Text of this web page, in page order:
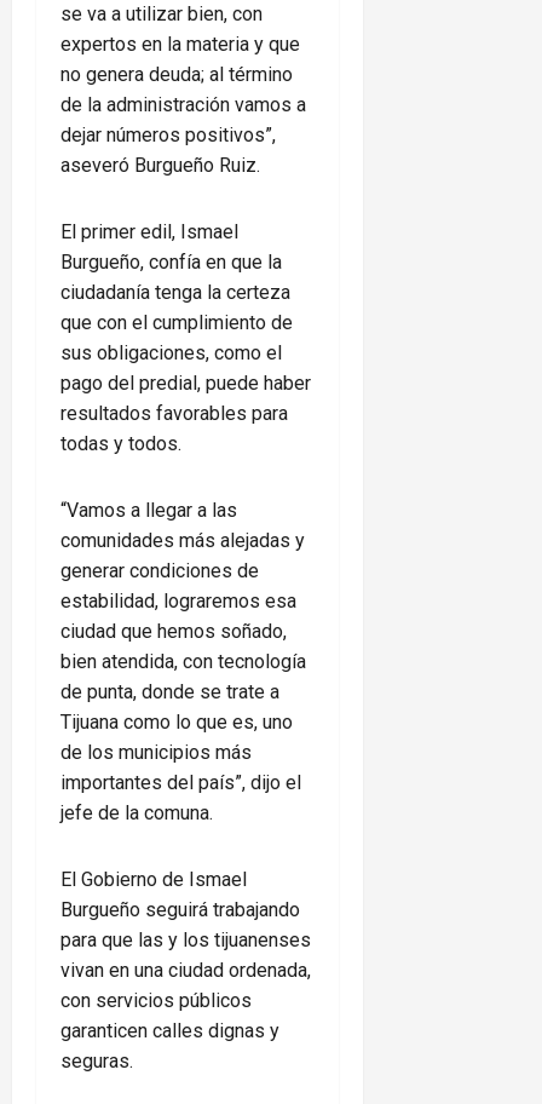
se va a utilizar bien, con
expertos en la materia y que
no genera deuda; al término
de la administración vamos a
dejar números positivos”,
aseveró Burgueño Ruiz.
El primer edil, Ismael
Burgueño, confía en que la
ciudadanía tenga la certeza
que con el cumplimiento de
sus obligaciones, como el
pago del predial, puede haber
resultados favorables para
todas y todos.
“Vamos a llegar a las
comunidades más alejadas y
generar condiciones de
estabilidad, lograremos esa
ciudad que hemos soñado,
bien atendida, con tecnología
de punta, donde se trate a
Tijuana como lo que es, uno
de los municipios más
importantes del país”, dijo el
jefe de la comuna.
El Gobierno de Ismael
Burgueño seguirá trabajando
para que las y los tijuanenses
vivan en una ciudad ordenada,
con servicios públicos
garanticen calles dignas y
seguras.